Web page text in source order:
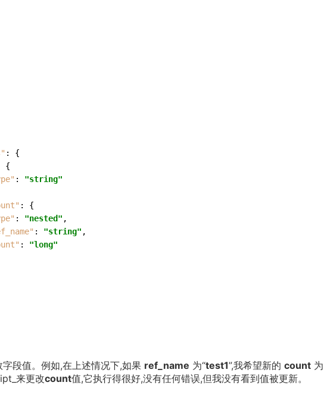
:
{
{
:
"string"
:
{
: "nested" ,
: "string" ,
:
"long"
段值。例如,在上述情况下,如果 ref_name 为“test1”,我希望新的 count 为
来更改count值,它执行得很好,没有任何错误,但我没有看到值被更新。